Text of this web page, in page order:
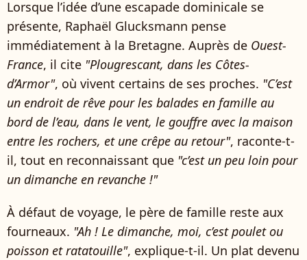
Lorsque l’idée d’une escapade dominicale se
présente, Raphaël Glucksmann pense
immédiatement à la Bretagne. Auprès de Ouest-
France, il cite "Plougrescant, dans les Côtes-
d’Armor", où vivent certains de ses proches. "C’est
un endroit de rêve pour les balades en famille au
bord de l’eau, dans le vent, le gouffre avec la maison
entre les rochers, et une crêpe au retour", raconte-t-
il, tout en reconnaissant que "c’est un peu loin pour
un dimanche en revanche !"
À défaut de voyage, le père de famille reste aux
fourneaux. "Ah ! Le dimanche, moi, c’est poulet ou
poisson et ratatouille", explique-t-il. Un plat devenu